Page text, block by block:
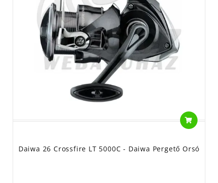
Daiwa 26 Crossfire LT 5000C - Daiwa Pergető Orsó